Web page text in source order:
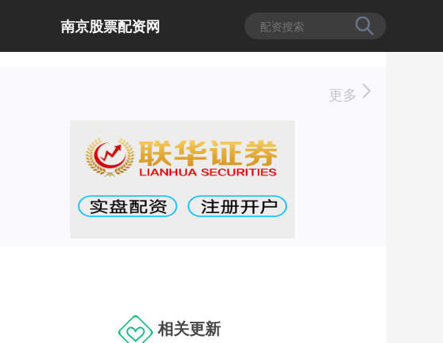
南京股票配资网
更多
相关更新